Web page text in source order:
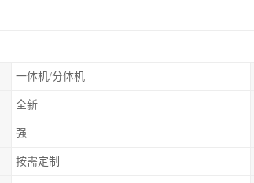
一体机/分体机
全新
强
按需定制